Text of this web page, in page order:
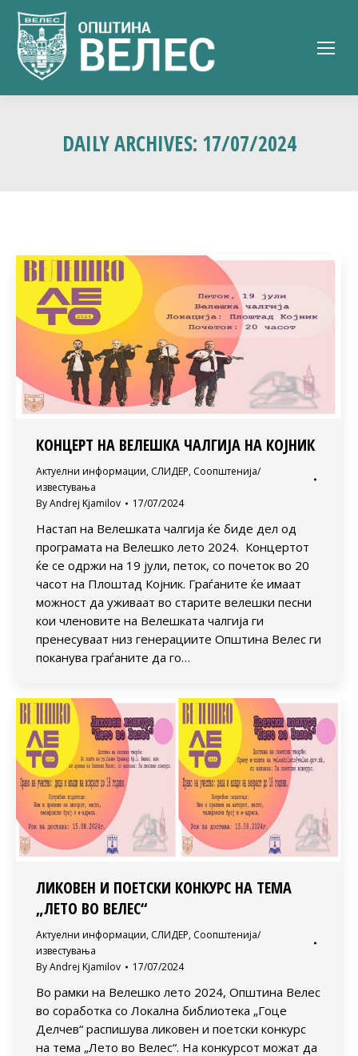
DAILY ARCHIVES: 17/07/2024
КОНЦЕРТ НА ВЕЛЕШКА ЧАЛГИЈА НА КОЈНИК
Актуелни информации, СЛИДЕР, Соопштенија/
известувања
ByAndrej Kjamilov 17/07/2024
Настап на Велешката чалгија ќе биде дел од
програмата на Велешко лето 2024. Концертот
ќе се одржи на 19 јули, петок, со почеток во 20
часот на Плоштад Којник. Граѓаните ќе имаат
можност да уживаат во старите велешки песни
кои членовите на Велешката чалгија ги
пренесуваат низ генерациите Општина Велес ги
поканува граѓаните да го…
ЛИКОВЕН И ПОЕТСКИ КОНКУРС НА ТЕМА
„ЛЕТО ВО ВЕЛЕС“
Актуелни информации, СЛИДЕР, Соопштенија/
известувања
ByAndrej Kjamilov 17/07/2024
Во рамки на Велешко лето 2024, Општина Велес
во соработка со Локална библиотека „Гоце
Делчев“ распишува ликовен и поетски конкурс
на тема „Лето во Велес“. На конкурсот можат да